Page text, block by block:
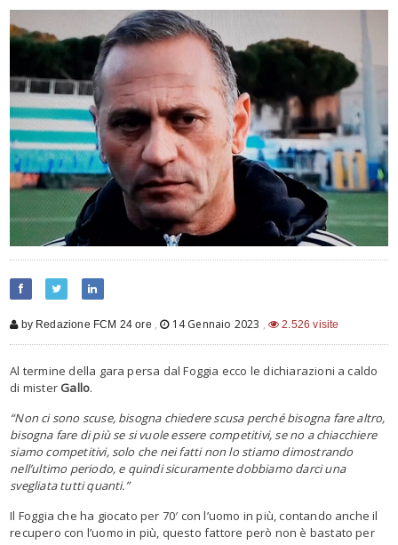
by Redazione FCM 24 ore , 14 Gennaio 2023 , 2.526 visite
Al termine della gara persa dal Foggia ecco le dichiarazioni a caldo
di mister Gallo.
“Non ci sono scuse, bisogna chiedere scusa perché bisogna fare altro,
bisogna fare di più se si vuole essere competitivi, se no a chiacchiere
siamo competitivi, solo che nei fatti non lo stiamo dimostrando
nell’ultimo periodo, e quindi sicuramente dobbiamo darci una
svegliata tutti quanti.”
Il Foggia che ha giocato per 70′ con l’uomo in più, contando anche il
recupero con l’uomo in più, questo fattore però non è bastato per